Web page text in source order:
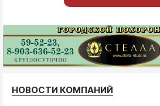
НОВОСТИ КОМПАНИЙ